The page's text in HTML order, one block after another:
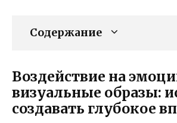
Содержание
Воздействие на
визуальные образы:
создавать глубокое